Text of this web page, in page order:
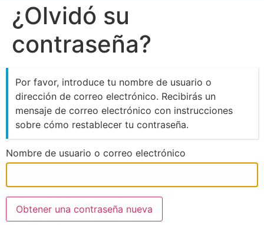
¿Olvidó su
contraseña?
Por favor, introduce tu nombre de usuario o
dirección de correo electrónico. Recibirás un
mensaje de correo electrónico con instrucciones
sobre cómo restablecer tu contraseña.
Nombre de usuario o correo electrónico
Obtener una contraseña nueva